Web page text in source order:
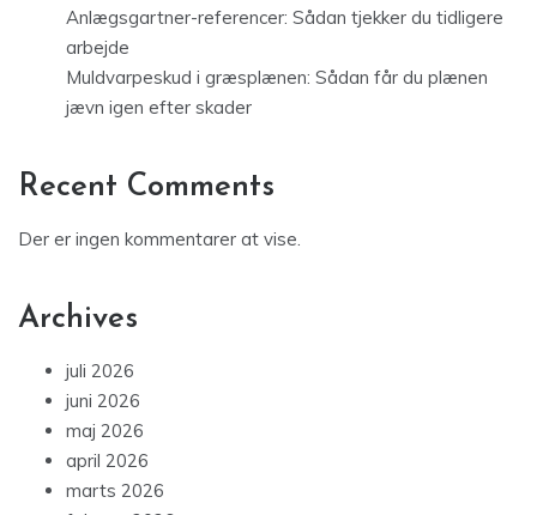
Anlægsgartner-referencer: Sådan tjekker du tidligere
arbejde
Muldvarpeskud i græsplænen: Sådan får du plænen
jævn igen efter skader
Recent Comments
Der er ingen kommentarer at vise.
Archives
juli 2026
juni 2026
maj 2026
april 2026
marts 2026